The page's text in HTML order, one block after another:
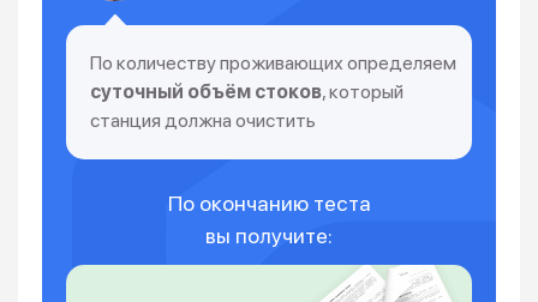
По количеству проживающих определяем
суточный объём стоков, который
станция должна очистить
По окончанию теста
вы получите: